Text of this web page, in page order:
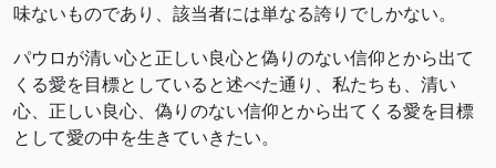
味ないものであり、該当者には単なる誇りでしかない。
パウロが清い心と正しい良心と偽りのない信仰とから出て
くる愛を目標としていると述べた通り、私たちも、清い
心、正しい良心、偽りのない信仰とから出てくる愛を目標
として愛の中を生きていきたい。